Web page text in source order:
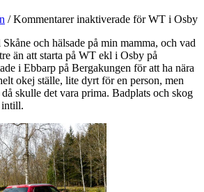
/Kommentarer inaktiverade för WT i Osby
och hälsade på min mamma, och vad
än att starta på WT ekl i Osby på
i Ebbarp på Bergakungen för att ha nära
okej ställe, lite dyrt för en person, men
skulle det vara prima. Badplats och skog
intill.